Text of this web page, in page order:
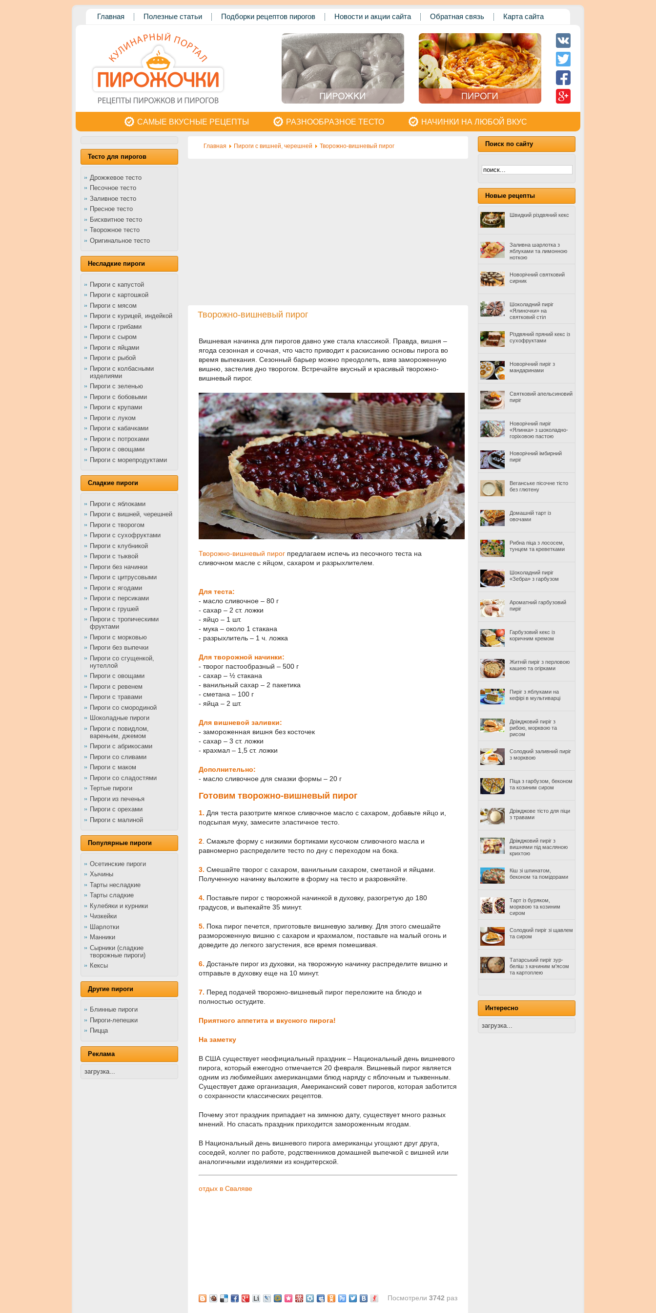
Главная Полезные статьи Подборки рецептов пирогов Новости и акции сайта Обратная связь Карта сайта
САМЫЕ ВКУСНЫЕ РЕЦЕПТЫ РАЗНООБРАЗНОЕ ТЕСТО НАЧИНКИ НА ЛЮБОЙ ВКУС
Тесто для пирогов
Дрожжевое тесто
Песочное тесто
Заливное тесто
Пресное тесто
Бисквитное тесто
Творожное тесто
Оригинальное тесто
Несладкие пироги
Пироги с капустой
Пироги с картошкой
Пироги с мясом
Пироги с курицей, индейкой
Пироги с грибами
Пироги с сыром
Пироги с яйцами
Пироги с рыбой
Пироги с колбасными
изделиями
Пироги с зеленью
Пироги с бобовыми
Пироги с крупами
Пироги с луком
Пироги с кабачками
Пироги с потрохами
Пироги с овощами
Пироги с морепродуктами
Сладкие пироги
Пироги с яблоками
Пироги с вишней, черешней
Пироги с творогом
Пироги с сухофруктами
Пироги с клубникой
Пироги с тыквой
Пироги без начинки
Пироги с цитрусовыми
Пироги с ягодами
Пироги с персиками
Пироги с грушей
Пироги с тропическими
фруктами
Пироги с морковью
Пироги без выпечки
Пироги со сгущенкой,
нутеллой
Пироги с овощами
Пироги с ревенем
Пироги с травами
Пироги со смородиной
Шоколадные пироги
Пироги с повидлом,
вареньем, джемом
Пироги с абрикосами
Пироги со сливами
Пироги с маком
Пироги со сладостями
Тертые пироги
Пироги из печенья
Пироги с орехами
Пироги с малиной
Популярные пироги
Осетинские пироги
Хычины
Тарты несладкие
Тарты сладкие
Кулебяки и курники
Чизкейки
Шарлотки
Манники
Сырники (сладкие
творожные пироги)
Кексы
Другие пироги
Блинные пироги
Пироги-лепешки
Пицца
Реклама
загрузка...
Главная Пироги с вишней, черешней Творожно-вишневый пирог
Творожно-вишневый пирог
Вишневая начинка для пирогов давно уже стала классикой. Правда, вишня –
ягода сезонная и сочная, что часто приводит к раскисанию основы пирога во
время выпекания. Сезонный барьер можно преодолеть, взяв замороженную
вишню, застелив дно творогом. Встречайте вкусный и красивый творожно-
вишневый пирог.
Творожно-вишневый пирог предлагаем испечь из песочного теста на
сливочном масле с яйцом, сахаром и разрыхлителем.
Для теста:
- масло сливочное – 80 г
- сахар – 2 ст. ложки
- яйцо – 1 шт.
- мука – около 1 стакана
- разрыхлитель – 1 ч. ложка
Для творожной начинки:
- творог пастообразный – 500 г
- сахар – ½ стакана
- ванильный сахар – 2 пакетика
- сметана – 100 г
- яйца – 2 шт.
Для вишневой заливки:
- замороженная вишня без косточек
- сахар – 3 ст. ложки
- крахмал – 1,5 ст. ложки
Дополнительно:
- масло сливочное для смазки формы – 20 г
Готовим творожно-вишневый пирог
1. Для теста разотрите мягкое сливочное масло с сахаром, добавьте яйцо и,
подсыпая муку, замесите эластичное тесто.
2. Смажьте форму с низкими бортиками кусочком сливочного масла и
равномерно распределите тесто по дну с переходом на бока.
3. Смешайте творог с сахаром, ванильным сахаром, сметаной и яйцами.
Полученную начинку выложите в форму на тесто и разровняйте.
4. Поставьте пирог с творожной начинкой в духовку, разогретую до 180
градусов, и выпекайте 35 минут.
5. Пока пирог печется, приготовьте вишневую заливку. Для этого смешайте
размороженную вишню с сахаром и крахмалом, поставьте на малый огонь и
доведите до легкого загустения, все время помешивая.
6. Достаньте пирог из духовки, на творожную начинку распределите вишню и
отправьте в духовку еще на 10 минут.
7. Перед подачей творожно-вишневый пирог переложите на блюдо и
полностью остудите.
Приятного аппетита и вкусного пирога!
На заметку
В США существует неофициальный праздник – Национальный день вишневого
пирога, который ежегодно отмечается 20 февраля. Вишневый пирог является
одним из любимейших американцами блюд наряду с яблочным и тыквенным.
Существует даже организация, Американский совет пирогов, которая заботится
о сохранности классических рецептов.
Почему этот праздник припадает на зимнюю дату, существует много разных
мнений. Но спасать праздник приходится замороженным ягодам.
В Национальный день вишневого пирога американцы угощают друг друга,
соседей, коллег по работе, родственников домашней выпечкой с вишней или
аналогичными изделиями из кондитерской.
отдых в Сваляве
Посмотрели 3742 раз
Поиск по сайту
Новые рецепты
Швидкий різдвяний кекс
Заливна шарлотка з
яблуками та лимонною
ноткою
Новорічний святковий
сирник
Шоколадний пиріг
«Ялиночки» на
святковий стіл
Різдвяний пряний кекс із
сухофруктами
Новорічний пиріг з
мандаринами
Святковий апельсиновий
пиріг
Новорічний пиріг
«Ялинка» з шоколадно-
горіховою пастою
Новорічний імбирний
пиріг
Веганське пісочне тісто
без глютену
Домашній тарт із
овочами
Рибна піца з лососем,
тунцем та креветками
Шоколадний пиріг
«Зебра» з гарбузом
Ароматний гарбузовий
пиріг
Гарбузовий кекс із
коричним кремом
Житній пиріг з перловою
кашею та огірками
Пиріг з яблуками на
кефірі в мультиварці
Дріжджовий пиріг з
рибою, морквою та
рисом
Солодкий заливний пиріг
з морквою
Піца з гарбузом, беконом
та козиним сиром
Дріжджове тісто для піци
з травами
Дріжджовий пиріг з
вишнями під масляною
крихтою
Кіш зі шпинатом,
беконом та помідорами
Тарт із буряком,
морквою та козиним
сиром
Солодкий пиріг зі щавлем
та сиром
Татарський пиріг зур-
беліш з качиним м'ясом
та картоплею
Интересно
загрузка...